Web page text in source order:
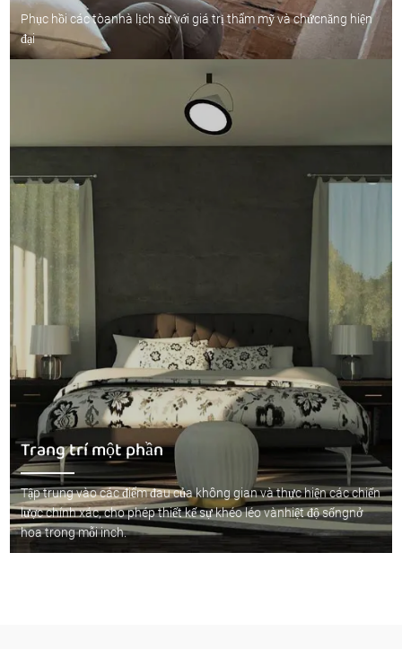
Phục hồi các tòanhà lịch sử với giá trị thẩm mỹ và chứcnăng hiện
đại
Trang trí một phần
Tập trung vào các điểm đau của không gian và thực hiện các chiến
lược chính xác, cho phép thiết kế sự khéo léo vànhiệt độ sốngnở
hoa trong mỗi inch.